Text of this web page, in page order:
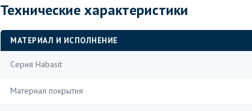
Технические характеристики
МАТЕРИАЛ И ИСПОЛНЕНИЕ
Серия Habasit
Материал покрытия